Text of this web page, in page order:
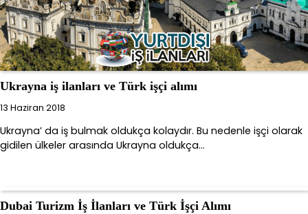
Ukrayna iş ilanları ve Türk işçi alımı
13 Haziran 2018
Ukrayna’ da iş bulmak oldukça kolaydır. Bu nedenle işçi olarak
gidilen ülkeler arasında Ukrayna oldukça…
Dubai Turizm İş İlanları ve Türk İşçi Alımı